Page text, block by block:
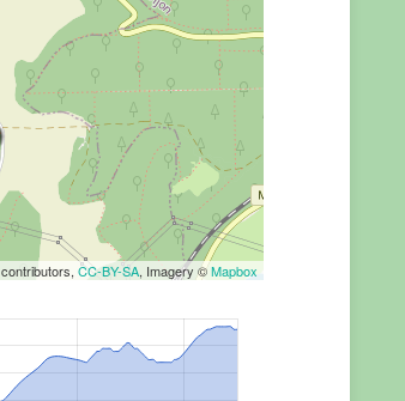
contributors,CC-BY-SA, Imagery ©Mapbox